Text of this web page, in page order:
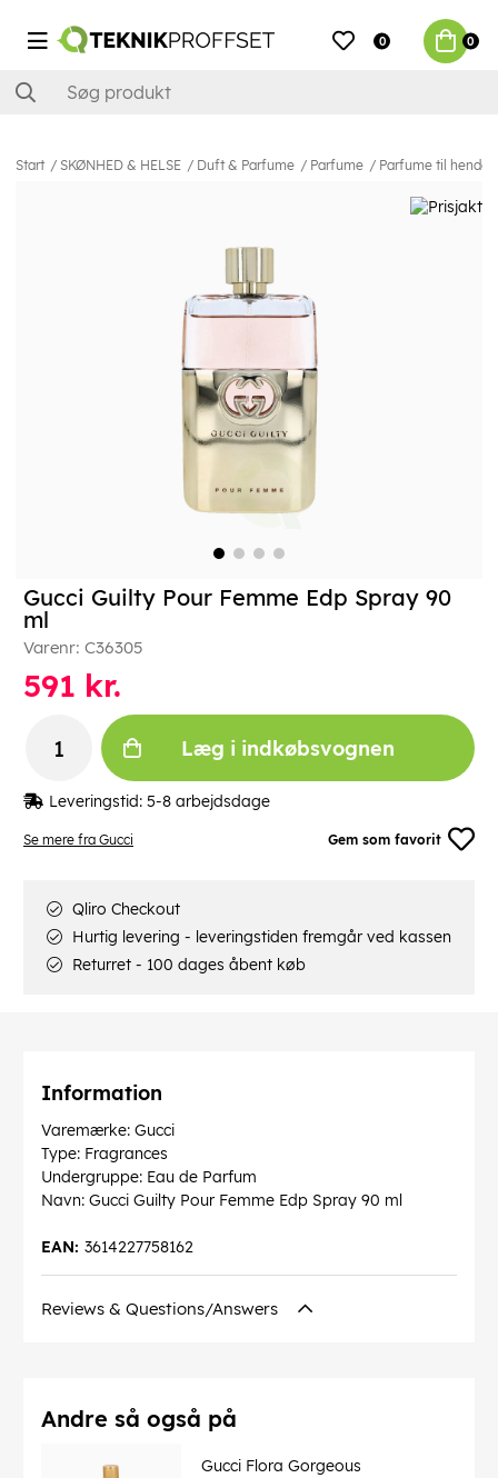
0 0
Start SKØNHED & HELSE Duft & Parfume Parfume Parfume til hende
Se mere fra Gucci Gem som favorit
Gucci Guilty Pour Femme Edp Spray 90
ml
Varenr: C36305
591 kr.
Læg i indkøbsvognen
Leveringstid: 5-8 arbejdsdage
Qliro Checkout
Hurtig levering - leveringstiden fremgår ved kassen
Returret - 100 dages åbent køb
Information
Varemærke: Gucci
Type: Fragrances
Undergruppe: Eau de Parfum
Navn: Gucci Guilty Pour Femme Edp Spray 90 ml
3614227758162
EAN:
Reviews & Questions/Answers
Andre så også på
Gucci Flora Gorgeous